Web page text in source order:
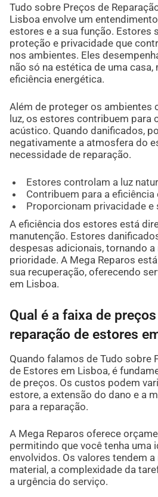
Tudo sobre Preços de
Lisboa envolve um
estores e a sua função. Estores
proteção e privacidade que
nos ambientes. Eles
não só na estética de uma casa,
eficiência energética.
Além de proteger os ambientes
luz, os estores contribuem para
acústico. Quando danificados,
negativamente a atmosfera do
necessidade de reparação.
Estores controlam a luz
Contribuem para a eficiência
Proporcionam privacidade e
A eficiência dos estores está
manutenção. Estores
despesas adicionais, tornando a
prioridade. A Mega Reparos
sua recuperação, oferecendo
em Lisboa.
Qual é a faixa de
reparação de estores
Quando falamos de Tudo sobre
de Estores em Lisboa, é
de preços. Os custos podem
estore, a extensão do dano e a
para a reparação.
A Mega Reparos oferece
permitindo que você tenha uma
envolvidos. Os valores tendem
material, a complexidade da
a urgência do serviço.